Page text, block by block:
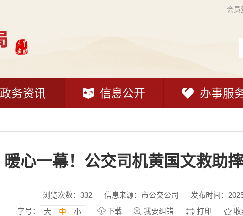
会员
政务资讯 信息公开 办事服
暖心一幕！公交司机黄国文救助
浏览次数： 332 信息来源：市公交公司
发布时间：
字号：
大 中 小 下载 我要纠错 打印 收